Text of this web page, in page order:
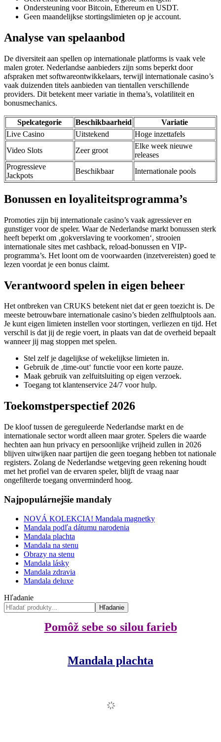
Ondersteuning voor Bitcoin, Ethereum en USDT.
Geen maandelijkse stortingslimieten op je account.
Analyse van spelaanbod
De diversiteit aan spellen op internationale platforms is vaak vele
malen groter. Nederlandse aanbieders zijn soms beperkt door
afspraken met softwareontwikkelaars, terwijl internationale casino’s
vaak duizenden titels aanbieden van tientallen verschillende
providers. Dit betekent meer variatie in thema’s, volatiliteit en
bonusmechanics.
Spelcategorie Beschikbaarheid
Variatie
Live Casino
Uitstekend
Hoge inzettafels
Video Slots
Zeer groot
Elke week nieuwe
releases
Progressieve
Jackpots
Beschikbaar Internationale pools
Bonussen en loyaliteitsprogramma’s
Promoties zijn bij internationale casino’s vaak agressiever en
gunstiger voor de speler. Waar de Nederlandse markt bonussen sterk
heeft beperkt om ‚gokverslaving te voorkomen‘, strooien
internationale sites met cashback, reload-bonussen en VIP-
programma’s. Het loont om de voorwaarden (inzetvereisten) goed te
lezen voordat je een bonus claimt.
Verantwoord spelen in eigen beheer
Het ontbreken van CRUKS betekent niet dat er geen toezicht is. De
meeste betrouwbare internationale casino’s bieden zelfhulptools aan.
Je kunt eigen limieten instellen voor stortingen, verliezen en tijd. Het
verschil is dat jij de regie voert, in plaats van dat de overheid bepaalt
wanneer jij mag stoppen met spelen.
Stel zelf je dagelijkse of wekelijkse limieten in.
Gebruik de ‚time-out‘ functie voor een korte pauze.
Maak gebruik van zelfuitsluiting op eigen verzoek.
Toegang tot klantenservice 24/7 voor hulp.
Toekomstperspectief 2026
De kloof tussen de gereguleerde Nederlandse markt en de
internationale sector wordt alleen maar groter. Spelers die waarde
hechten aan hun privacy en persoonlijke vrijheid zullen in 2026
blijven uitwijken naar partijen die geen toegang hebben tot nationale
registers. Zolang de Nederlandse wetgeving geen rekening houdt
met het profiel van de ervaren speler, blijft de vraag naar
ongefilterde toegang onverminderd hoog.
Najpopulárnejšie mandaly
NOVÁ KOLEKCIA! Mandala magnetky
Mandala podľa dátumu narodenia
Mandala plachta
Mandala na stenu
Obrazy na stenu
Mandala lásky
Mandala zdravia
Mandala deluxe
Hľadanie
Hľadanie
Pomôž sebe so silou farieb
Mandala plachta